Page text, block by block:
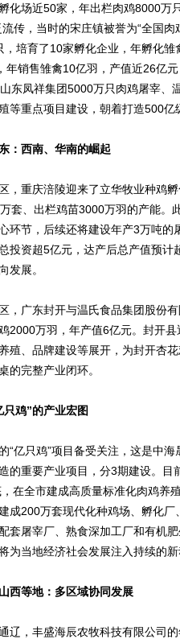
化场近50家，年出栏肉鸡8000万
流传，当时的宋庄镇被誉为“全国
，培育了10家孵化企业，年孵化
年销售雏禽10亿羽，产值近26亿
东凤祥集团5000万只肉鸡屠宰、
等重点项目建设，朝着打造500亿
西南、华南的崛起
重庆涪陵迎来了立华牧业种鸡孵
套、出栏鸡苗3000万羽的产能。
环节，后续还将建设年产3万吨
投资超5亿元，达产后总产值预
发展。
广东封开与温氏食品集团股份有
2000万羽，年产值6亿元。封开
殖、品牌建设等展开，为封开杏
的完整产业闭环。
鸡”的产业宏图
只鸡”项目备受关注，这是中海
的重要产业项目，分3期建设。
在全市建成高质量标准化肉鸡养
成200万套现代化种鸡场、孵化
套屠宰厂、熟食深加工厂和有机
为当地经济社会发展注入持续的新
等地：多区域协同发展
，丰盛海辰农牧科技有限公司的